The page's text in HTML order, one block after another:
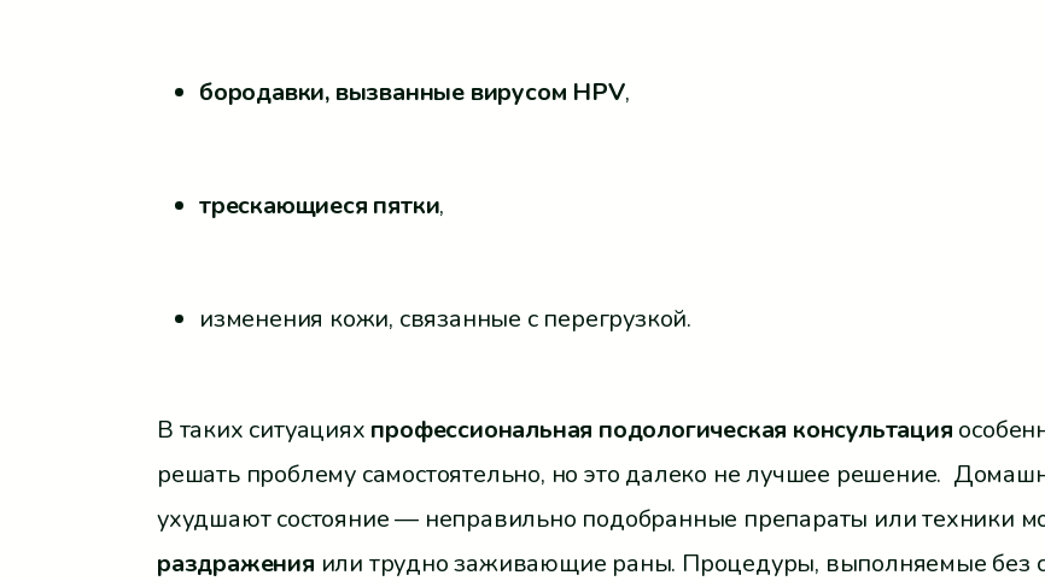
бородавки, вызванные вирусом HPV,
трескающиеся пятки,
изменения кожи, связанные с перегрузкой.
В таких ситуациях профессиональная подологическая консультация
решать проблему самостоятельно, но это далеко не лучшее решение.
ухудшают состояние — неправильно подобранные препараты или техники
раздражения или трудно заживающие раны. Процедуры, выполняемые без